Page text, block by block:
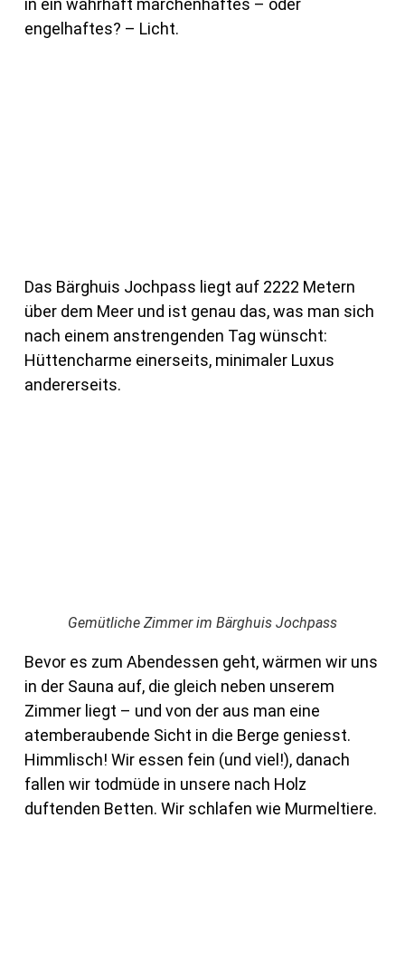
in ein wahrhaft märchenhaftes – oder
engelhaftes? – Licht.
Das Bärghuis Jochpass liegt auf 2222 Metern
über dem Meer und ist genau das, was man sich
nach einem anstrengenden Tag wünscht:
Hüttencharme einerseits, minimaler Luxus
andererseits.
Gemütliche Zimmer im Bärghuis Jochpass
Bevor es zum Abendessen geht, wärmen wir uns
in der Sauna auf, die gleich neben unserem
Zimmer liegt – und von der aus man eine
atemberaubende Sicht in die Berge geniesst.
Himmlisch! Wir essen fein (und viel!), danach
fallen wir todmüde in unsere nach Holz
duftenden Betten. Wir schlafen wie Murmeltiere.